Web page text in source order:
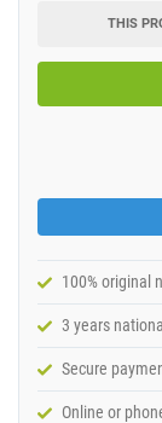
THIS
100% original
3 years
Secure
Online or